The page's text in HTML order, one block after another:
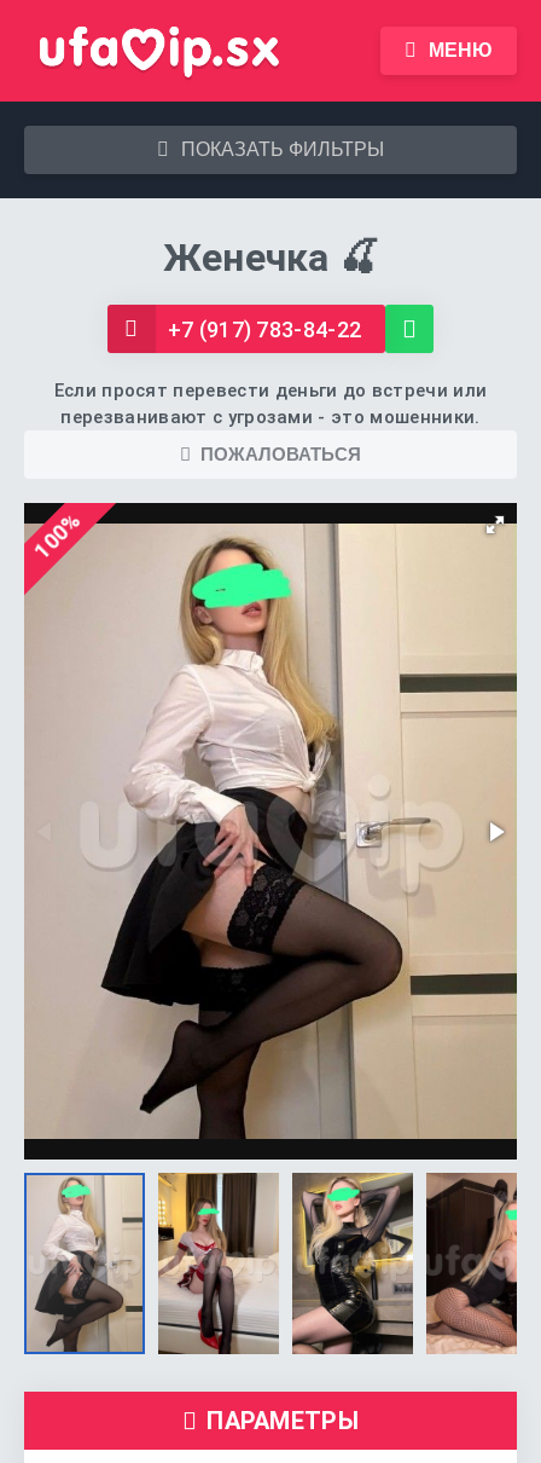
МЕНЮ
ПОКАЗАТЬ ФИЛЬТРЫ
Женечка 🍒
+7 (917) 783-84-22
Если просят перевести деньги до встречи или
перезванивают с угрозами - это мошенники.
ПОЖАЛОВАТЬСЯ
100%
ПАРАМЕТРЫ